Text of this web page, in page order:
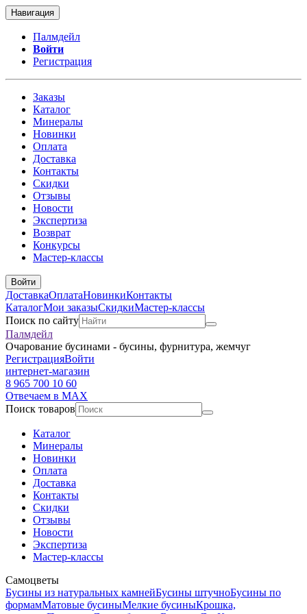
Навигация
Палмдейл
Войти
Регистрация
Заказы
Каталог
Минералы
Новинки
Оплата
Доставка
Контакты
Скидки
Отзывы
Новости
Экспертиза
Возврат
Конкурсы
Мастер-классы
Войти
ДоставкаОплатаНовинкиКонтакты
КаталогМои заказыСкидкиМастер-классы
Поиск по сайту
Палмдейл
Очарование бусинами - бусины, фурнитура, жемчуг
РегистрацияВойти
интернет-магазин
8 965 700 10 60
Отвечаем в MAX
Поиск товаров
Каталог
Минералы
Новинки
Оплата
Доставка
Контакты
Скидки
Отзывы
Новости
Экспертиза
Мастер-классы
Самоцветы
Бусины из натуральных камнейБусины штучноБусины по
формамМатовые бусиныМелкие бусиныКрошка,